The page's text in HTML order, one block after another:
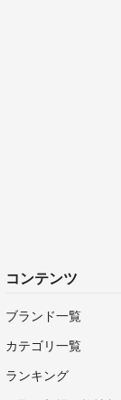
コンテンツ
ブランド一覧
カテゴリ一覧
ランキング